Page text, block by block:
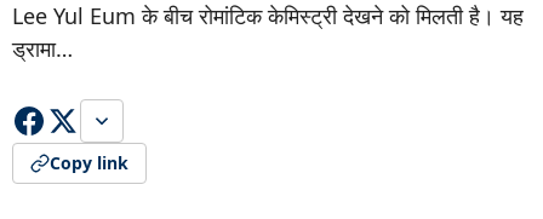
Lee Yul Eum के बीच रोमांटिक केमिस्ट्री देखने को मिलती है। यह
ड्रामा…
Copy link